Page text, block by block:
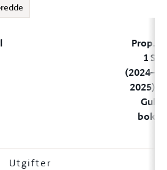
Prop.
1 S
(2024–
2025)
Gul
bok
Utgifter